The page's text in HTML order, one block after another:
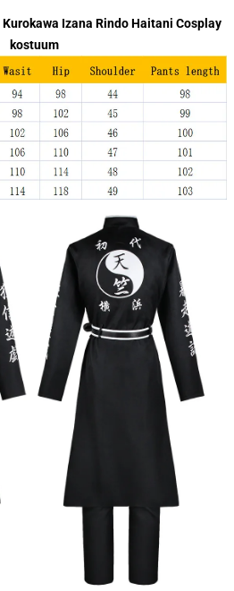
Izana Rindo Haitani Cosplay
kostuum